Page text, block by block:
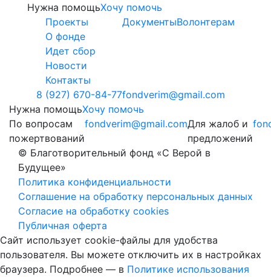
Нужна помощьХочу помочь
Проекты
О фонде
Идет сбор
Новости
Контакты
ДокументыВолонтерам
8 (927) 670-84-77fondverim@gmail.com
Нужна помощьХочу помочь
По вопросам
пожертвований
fondverim@gmail.comДля жалоб и
предложений
© Благотворительный фонд «С Верой в
Будущее»
Политика конфиденциальности
Соглашение на обработку персональных данных
Согласие на обработку cookies
Публичная оферта
Сайт использует cookie-файлы для удобства
пользователя. Вы можете отключить их в настройках
браузера. Подробнее — в Политике использования